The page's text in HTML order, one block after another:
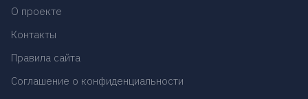
О проекте
Контакты
Правила сайта
Соглашение о конфиденциальности